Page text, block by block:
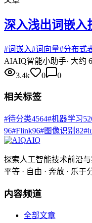
深入浅出词嵌入
#词嵌入#词向量#分布式
AIAIQ智能小助手· 大约
3.4k
0 0
相关标签
#待分类4564#机器学习
96#Flink96#图像识别 82#
AIQ
探索人工智能技术前沿与
平等 · 自由 · 奔放 · 乐于
内容频道
全部文章